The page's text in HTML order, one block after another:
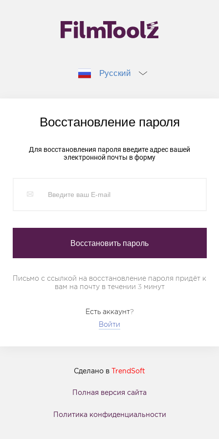
Русский
Восстановление пароля
Для восстановления пароля введите адрес вашей
электронной почты в форму
Письмо с ссылкой на восстановление пароля придёт к
вам на почту в течении 3 минут
Есть аккаунт?
Войти
Сделано в TrendSoft
Полная версия сайта
Политика конфиденциальности